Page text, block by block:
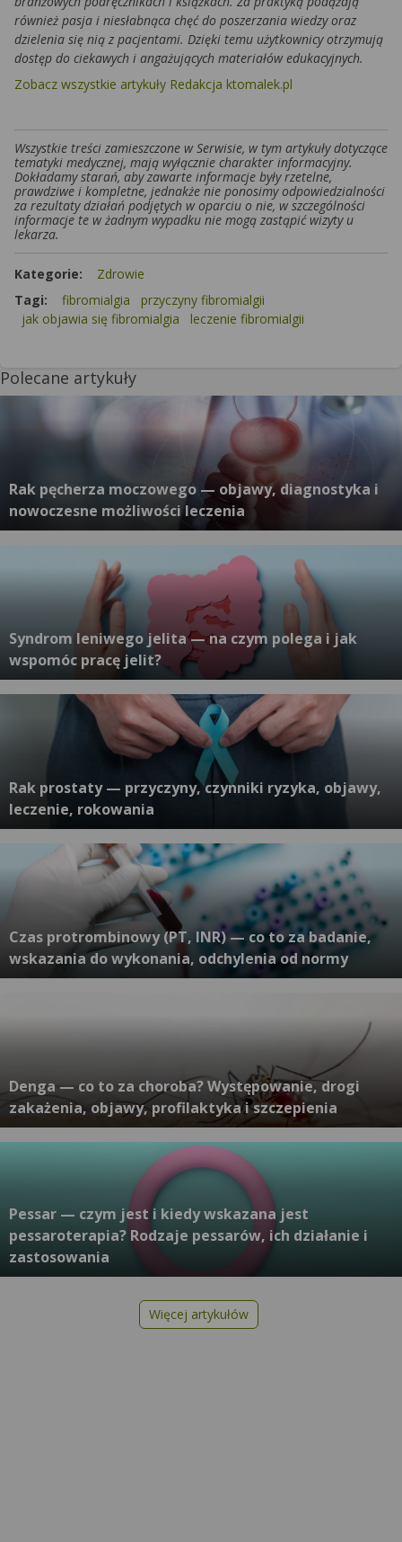
również pasja i niesłabnąca chęć do poszerzania wiedzy oraz
dzielenia się nią z pacjentami. Dzięki temu użytkownicy otrzymują
dostęp do ciekawych i angażujących materiałów edukacyjnych.
Zobacz wszystkie artykuły Redakcja ktomalek.pl
Wszystkie treści zamieszczone w Serwisie, w tym artykuły dotyczące
tematyki medycznej, mają wyłącznie charakter informacyjny.
Dokładamy starań, aby zawarte informacje były rzetelne,
prawdziwe i kompletne, jednakże nie ponosimy odpowiedzialności
za rezultaty działań podjętych w oparciu o nie, w szczególności
informacje te w żadnym wypadku nie mogą zastąpić wizyty u
lekarza.
Kategorie:
Zdrowie
Tagi:
fibromialgia
przyczyny fibromialgii
jak objawia się fibromialgia
leczenie fibromialgii
Polecane artykuły
Rak pęcherza moczowego — objawy, diagnostyka i
nowoczesne możliwości leczenia
Syndrom leniwego jelita — na czym polega i jak
wspomóc pracę jelit?
Rak prostaty — przyczyny, czynniki ryzyka, objawy,
leczenie, rokowania
Czas protrombinowy (PT, INR) — co to za badanie,
wskazania do wykonania, odchylenia od normy
Denga — co to za choroba? Występowanie, drogi
zakażenia, objawy, profilaktyka i szczepienia
Pessar — czym jest i kiedy wskazana jest
pessaroterapia? Rodzaje pessarów, ich działanie i
zastosowania
Więcej artykułów